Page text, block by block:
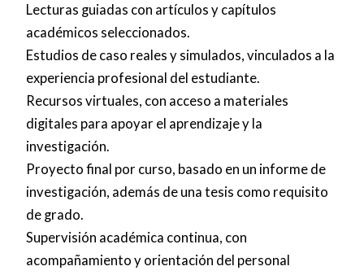
Lecturas guiadas con artículos y capítulos
académicos seleccionados.
Estudios de caso reales y simulados, vinculados a la
experiencia profesional del estudiante.
Recursos virtuales, con acceso a materiales
digitales para apoyar el aprendizaje y la
investigación.
Proyecto final por curso, basado en un informe de
investigación, además de una tesis como requisito
de grado.
Supervisión académica continua, con
acompañamiento y orientación del personal